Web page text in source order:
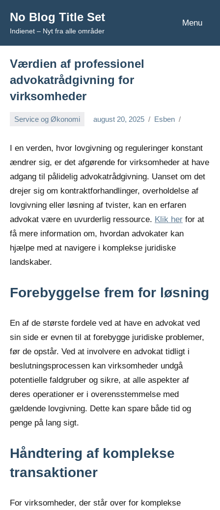
indhold
No Blog Title Set
Indienet – Nyt fra alle områder
Menu
Værdien af professionel
advokatrådgivning for
virksomheder
Service og Økonomi august 20, 2025 Esben
I en verden, hvor lovgivning og reguleringer konstant
ændrer sig, er det afgørende for virksomheder at have
adgang til pålidelig advokatrådgivning. Uanset om det
drejer sig om kontraktforhandlinger, overholdelse af
lovgivning eller løsning af tvister, kan en erfaren
advokat være en uvurderlig ressource. Klik her for at
få mere information om, hvordan advokater kan
hjælpe med at navigere i komplekse juridiske
landskaber.
Forebyggelse frem for løsning
En af de største fordele ved at have en advokat ved
sin side er evnen til at forebygge juridiske problemer,
før de opstår. Ved at involvere en advokat tidligt i
beslutningsprocessen kan virksomheder undgå
potentielle faldgruber og sikre, at alle aspekter af
deres operationer er i overensstemmelse med
gældende lovgivning. Dette kan spare både tid og
penge på lang sigt.
Håndtering af komplekse
transaktioner
For virksomheder, der står over for komplekse